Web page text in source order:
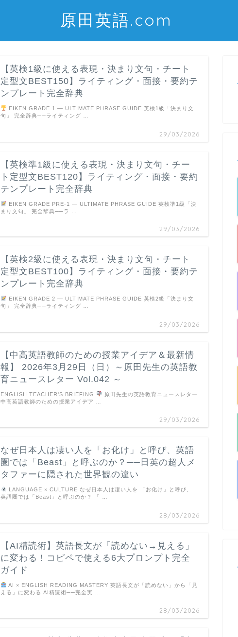
原田英語.com
【英検1級に使える表現・決まり文句・チート
定型文BEST150】ライティング・面接・要約テ
ンプレート完全辞典
29/03/2026
EIKEN GRADE 1 — ULTIMATE PHRASE GUIDE 英検1級「決まり文
句」 完全辞典──ライティング …
【英検準1級に使える表現・決まり文句・チー
ト定型文BEST120】ライティング・面接・要約
テンプレート完全辞典
29/03/2026
EIKEN GRADE PRE-1 — ULTIMATE PHRASE GUIDE 英検準1級「決
まり文句」 完全辞典──ラ …
【英検2級に使える表現・決まり文句・チート
定型文BEST100】ライティング・面接・要約テ
ンプレート完全辞典
29/03/2026
EIKEN GRADE 2 — ULTIMATE PHRASE GUIDE 英検2級「決まり文
句」 完全辞典──ライティング …
【中高英語教師のための授業アイデア＆最新情
報】 2026年3月29日（日）～原田先生の英語教
育ニュースレター Vol.042 ～
29/03/2026
ENGLISH TEACHER'S BRIEFING
原田先生の英語教育ニュースレター
中高英語教師のための授業アイデア …
なぜ日本人は凄い人を「お化け」と呼び、英語
圏では「Beast」と呼ぶのか？──日英の超人メ
タファーに隠された世界観の違い
28/03/2026
LANGUAGE × CULTURE なぜ日本人は凄い人を 「お化け」と呼び、
英語圏では「Beast」と呼ぶのか？ 「 …
【AI精読術】英語長文が「読めない→見える」
に変わる！コピペで使える6大プロンプト完全
ガイド
28/03/2026
AI × ENGLISH READING MASTERY 英語長文が「読めない」から「見
える」に変わる AI精読術──完全実 …